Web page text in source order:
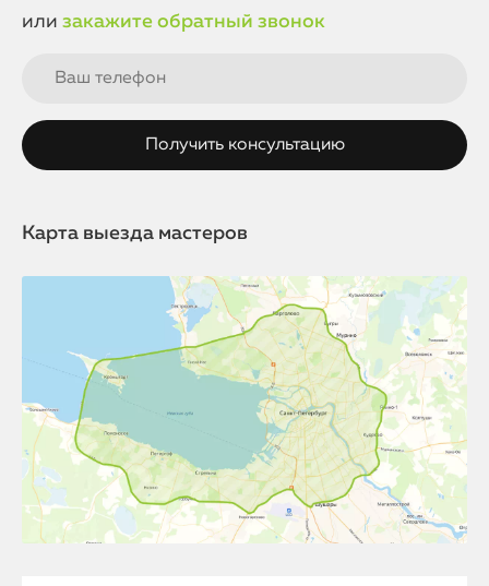
или закажите обратный звонок
Карта выезда мастеров